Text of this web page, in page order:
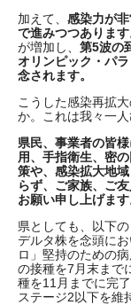
加えて、 感染力が
で進みつつあります
が増加し、 第5波の
オリンピック・パ
念されます。
こうした感染再拡
か。これは我々一
県民、事業者の皆
用、手指衛生、密
策や、感染拡大地
らず、ご家族、ご
お願い申し上げます
県としても、以下
デルタ株を念頭に
ロ」堅持のための
の接種を7月末まで
種を11月までに完
ステージ2以下を維